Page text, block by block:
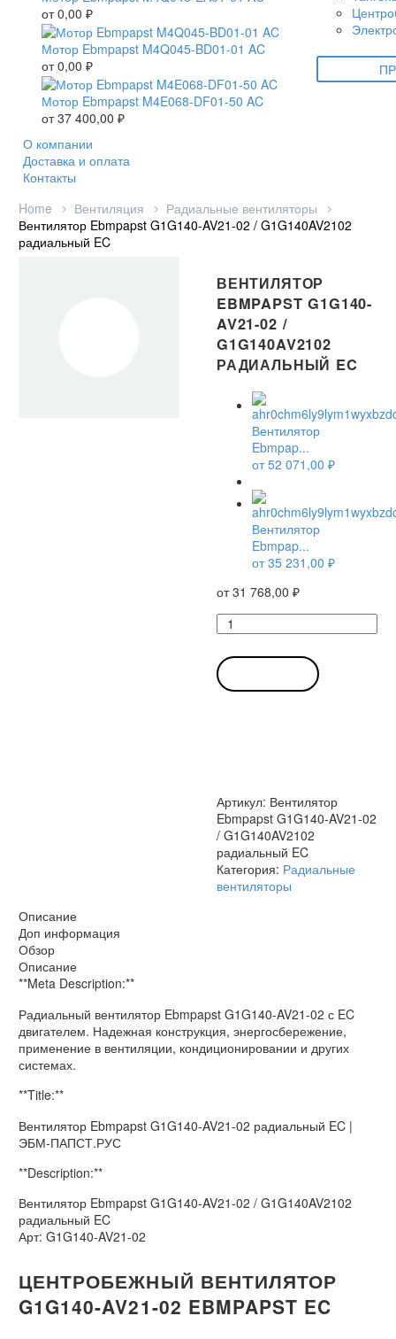
от0,00 ₽
Мотор Ebmpapst M4Q045-BD01-01 AC
от0,00 ₽
Мотор Ebmpapst M4E068-DF01-50 AC
от37 400,00 ₽
О компании
Доставка и оплата
Контакты
Home
Вентиляция
Радиальные вентиляторы
Вентилятор Ebmpapst G1G140-AV21-02 / G1G140AV2102
радиальный EC
ВЕНТИЛЯТОР
EBMPAPST G1G140-
AV21-02 /
G1G140AV2102
РАДИАЛЬНЫЙ EC
Вентилятор
Ebmpap...
от52 071,00 ₽
Вентилятор
Ebmpap...
от35 231,00 ₽
от31 768,00 ₽
Количество
товара
Вентилятор
Ebmpapst
G1G140-
Артикул: Вентилятор
Ebmpapst G1G140-AV21-02
/ G1G140AV2102
радиальный EC
Категория: Радиальные
вентиляторы
Описание
Доп информация
Обзор
Описание
**Meta Description:**
Радиальный вентилятор Ebmpapst G1G140-AV21-02 с EC
двигателем. Надежная конструкция, энергосбережение,
применение в вентиляции, кондиционировании и других
системах.
**Title:**
Вентилятор Ebmpapst G1G140-AV21-02 радиальный EC |
ЭБМ-ПАПСТ.РУС
**Description:**
Вентилятор Ebmpapst G1G140-AV21-02 / G1G140AV2102
радиальный EC
Арт: G1G140-AV21-02
ЦЕНТРОБЕЖНЫЙ ВЕНТИЛЯТОР
G1G140-AV21-02 EBMPAPST EC